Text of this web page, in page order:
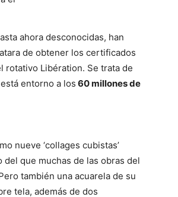
Mundo
ahora desconocidas, han
de obtener los certificados
rotativo Libération. Se trata de
entorno a los 60 millones de
nueve ‘collages cubistas’
que muchas de las obras del
también una acuarela de su
tela, además de dos